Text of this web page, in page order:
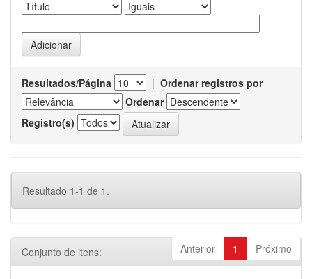
Resultados/Página | Ordenar registros por
Ordenar
Registro(s)
Resultado 1-1 de 1.
Anterior 1 Próximo
Conjunto de itens: